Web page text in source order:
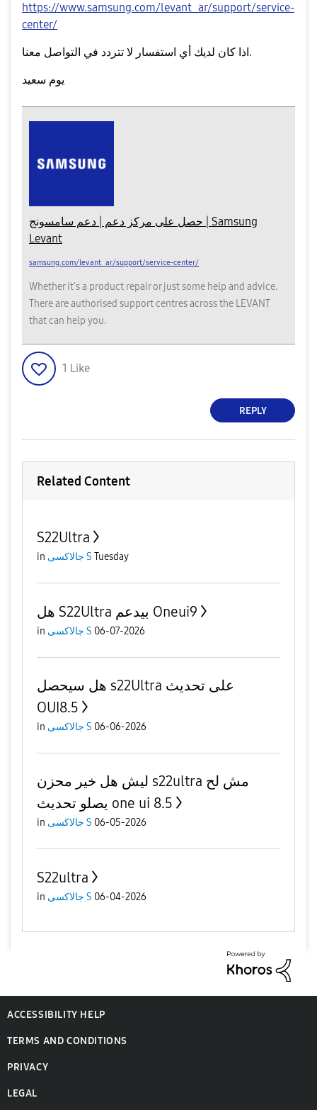
https://www.samsung.com/levant_ar/support/service-
center/
اذا كان لديك أي استفسار لا تتردد في التواصل معنا.
حصل على مركز دعم | دعم سامسونج | Samsung
Levant
samsung.com/levant_ar/support/service-center/
Whether it's a product repair or just some help and advice.
There are authorised support centres across the LEVANT
that can help you.
1 Like
REPLY
Related Content
S22Ultra
in جالاكسى S Tuesday
هل S22Ultra بيدعم Oneui9
in جالاكسى S 06-07-2026
هل سيحصل s22Ultra على تحديث
OUI8.5
in جالاكسى S 06-06-2026
ليش هل خير محزن s22ultra مش لح
يصلو تحديث one ui 8.5
in جالاكسى S 06-05-2026
S22ultra
in جالاكسى S 06-04-2026
ACCESSIBILITY HELP
TERMS AND CONDITIONS
PRIVACY
LEGAL